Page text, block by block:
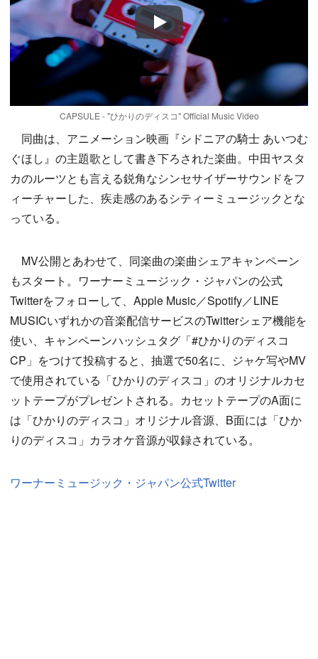
Play
CAPSULE - "ひかりのディスコ" Official Music Video
同曲は、アニメーション映画『シドニアの騎士 あいつむ
ぐほし』の主題歌として書き下ろされた楽曲。中田ヤスタ
カのルーツとも言える鋭角なシンセサイザーサウンドをフ
ィーチャーした、疾走感のあるシティーミュージックとな
っている。
MV公開とあわせて、同楽曲の楽曲シェアキャンペーン
もスタート。ワーナーミュージック・ジャパンの公式
Twitterをフォローして、Apple Music／Spotify／LINE
MUSICいずれかの音楽配信サービスのTwitterシェア機能を
使い、キャンペーンハッシュタグ「#ひかりのディスコ
CP」をつけて投稿すると、抽選で50名に、ジャケ写やMV
で使用されている「ひかりのディスコ」のオリジナルカセ
ットテープがプレゼントされる。カセットテープのA面に
は「ひかりのディスコ」オリジナル音源、B面には「ひか
りのディスコ」カラオケ音源が収録されている。
ワーナーミュージック・ジャパン公式Twitter